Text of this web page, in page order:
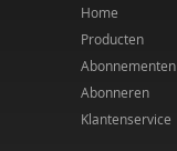
Home
Producten
Abonnementen
Abonneren
Klantenservice